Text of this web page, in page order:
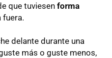
que tuviesen forma
fuera.
delante durante una
más o guste menos,